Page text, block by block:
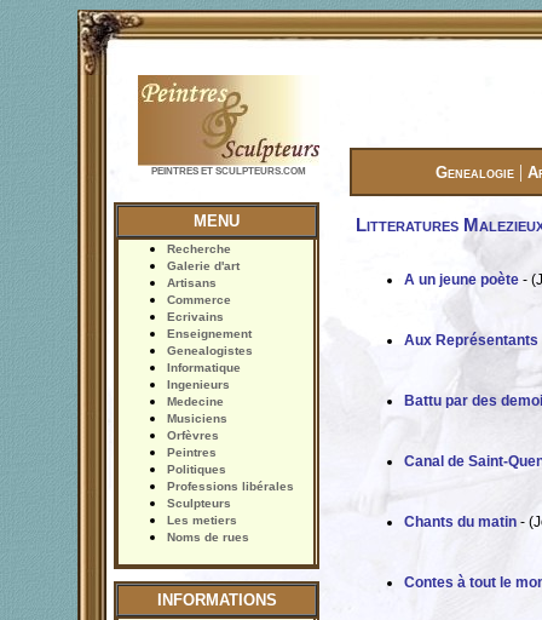
PEINTRES ET SCULPTEURS.COM Genealogie |
MENU
Recherche
Galerie d'art
Artisans
Commerce
Ecrivains
Enseignement
Genealogistes
Informatique
Ingenieurs
Medecine
Musiciens
Orfèvres
Peintres
Politiques
Professions libérales
Sculpteurs
Les metiers
Noms de rues
INFORMATIONS
Litteratures
A un jeune poète -
Aux Représentants
Battu par des
Canal de Saint-
Chants du matin -
Contes à tout le